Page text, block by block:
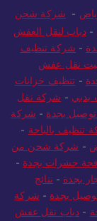
- شركة شحن
-دباب لنقل العفش
- شركة تنظيف
نقل عفش
- تنظيف خزانات
بدبي - شركة نقل
بجدة - شركة
تنظيف بالباحة -
- شركة شحن من
حشرات بجدة -
بجدة - نتائج
بجدة - شركة
- دباب نقل عفش